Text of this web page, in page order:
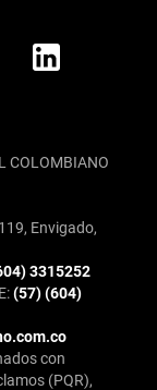
COLOMBIANO
Envigado,
3315252
(57) (604)
con
(PQR),